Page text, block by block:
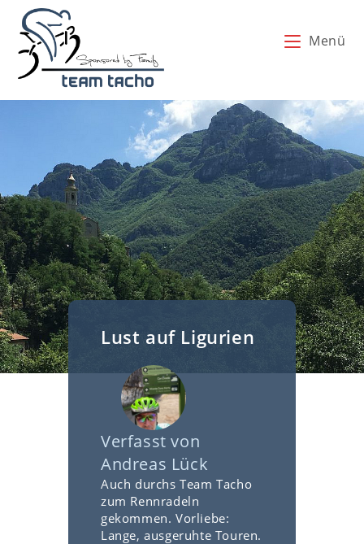
Inhalt
springen
Menü
Lust auf Ligurien
Verfasst von
Andreas Lück
Auch durchs Team Tacho
zum Rennradeln
gekommen. Vorliebe:
Lange, ausgeruhte Touren.